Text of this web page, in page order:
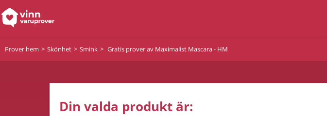
Prover hem Skönhet Smink Gratis prover av Maximalist Mascara - HM
Din valda produkt är: